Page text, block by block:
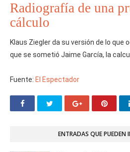
Radiografía de una
cálculo
Klaus Ziegler da su versión de lo que
que se sometió Jaime García, la
Fuente: El Espectador
ENTRADAS QUE PUEDEN